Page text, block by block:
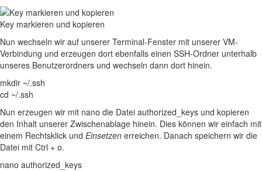
Key markieren und kopieren
Nun wechseln wir auf unserer Terminal-Fenster mit unserer VM-
Verbindung und erzeugen dort ebenfalls einen SSH-Ordner unterhalb
unseres Benutzerordners und wechseln dann dort hinein.
mkdir ~/.ssh
cd ~/.ssh
Nun erzeugen wir mit nano die Datei authorized_keys und kopieren
den Inhalt unserer Zwischenablage hinein. Dies können wir einfach mit
einem Rechtsklick und Einsetzen erreichen. Danach speichern wir die
Datei mit Ctrl + o.
nano authorized_keys